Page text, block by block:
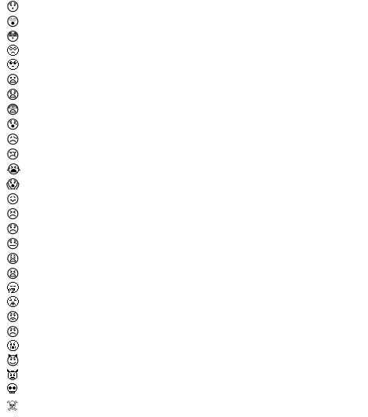
😯
😲
😳
🥺
🥹
😦
😧
😨
😰
😥
😢
😭
😱
😖
😣
😞
😓
😩
😫
🥱
😤
😡
😠
🤬
😈
👿
💀
☠️